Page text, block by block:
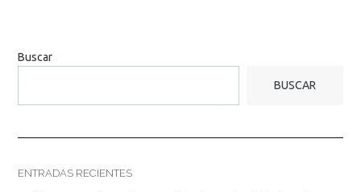
Buscar
BUSCAR
ENTRADAS RECIENTES